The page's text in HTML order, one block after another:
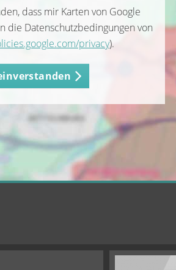
dass mir Karten von Google
die Datenschutzbedingungen von
privacy).